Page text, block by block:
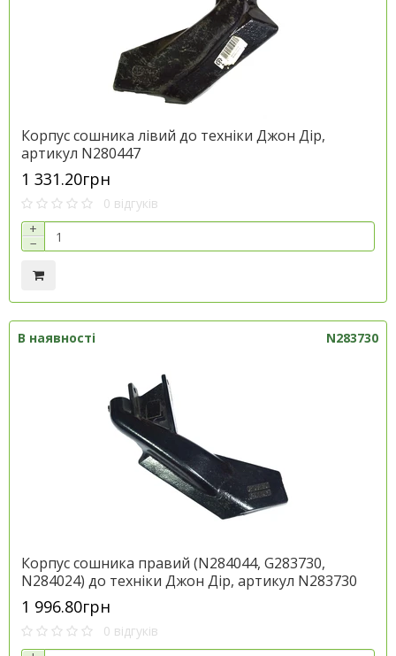
Корпус сошника лівий до техніки Джон Дір,
артикул N280447
1 331.20грн
0 відгуків
+
−
В наявності N283730
Корпус сошника правий (N284044, G283730,
N284024) до техніки Джон Дір, артикул N283730
1 996.80грн
0 відгуків